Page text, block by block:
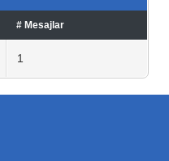
# Mesajlar
1